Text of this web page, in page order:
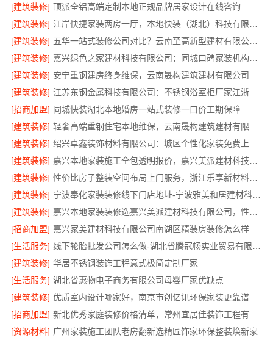
[建筑装修] 顶派全铝高端定制本地正规品牌居家设计在线咨询
[建筑装修]
[建筑装修]
五华一站式装修公司对比？云南至高新型建材有限公司优势明显
[建筑装修]
[建筑装修] 安宁重钢建房终身维保，云南晟构建筑建材有限公司
[建筑装修]
江苏东钢金属科技有限公司：不锈钢浴室柜厂家江浙沪加盟
[招商加盟] 同城快装湖北本地婚房一站式装修一口价工期保障
[建筑装修]
[建筑装修]
[建筑装修]
[建筑装修]
性价比房子整装空间布局上门服务，浙江乐享新材料有限公司品质之选
[建筑装修]
宁波奉化家装装修线下门店地址-宁波雅美和居建材科技有限公司
[建筑装修]
[招商加盟] 嘉兴家美建材科技有限公司南湖区精装房装修怎么样
[生活服务]
[建筑装修] 华居不锈钢装饰工程意式极简定制厂家
[生活服务] 湖北省惠物电子商务有限公司母婴厂家优缺点
[建筑装修] 优质室内设计哪家好，南京市创亿讯环保家装更靠谱
[招商加盟]
[资源材料] 广州家装施工团队老房翻新选精匠饰家环保整装焕新家